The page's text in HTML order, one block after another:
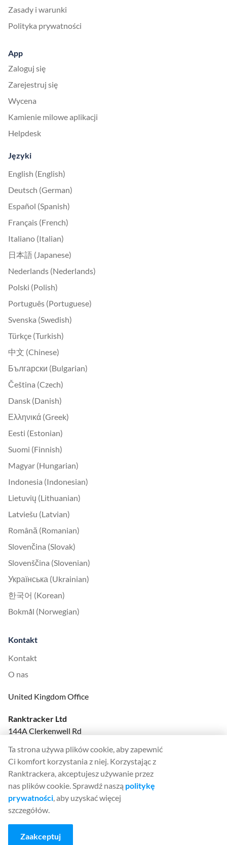
Zasady i warunki
Polityka prywatności
App
Zaloguj się
Zarejestruj się
Wycena
Kamienie milowe aplikacji
Helpdesk
Języki
English (English)
Deutsch (German)
Español (Spanish)
Français (French)
Italiano (Italian)
日本語 (Japanese)
Nederlands (Nederlands)
Polski (Polish)
Português (Portuguese)
Svenska (Swedish)
Türkçe (Turkish)
中文 (Chinese)
Български (Bulgarian)
Čeština (Czech)
Dansk (Danish)
Ελληνικά (Greek)
Eesti (Estonian)
Suomi (Finnish)
Magyar (Hungarian)
Indonesia (Indonesian)
Lietuvių (Lithuanian)
Latviešu (Latvian)
Română (Romanian)
Slovenčina (Slovak)
Slovenščina (Slovenian)
Українська (Ukrainian)
한국어 (Korean)
Bokmål (Norwegian)
Kontakt
Kontakt
O nas
United Kingdom Office
Ranktracker Ltd
144A Clerkenwell Rd
Company No: 08820809
felix@ranktracker.com
2015 -
Ta strona używa plików cookie, aby zapewnić
Ci komfort korzystania z niej. Korzystając z
Ranktrackera, akceptujesz używanie przez
nas plików cookie. Sprawdź naszą politykę
prywatności, aby uzyskać więcej
szczegółów.
Zaakceptuj